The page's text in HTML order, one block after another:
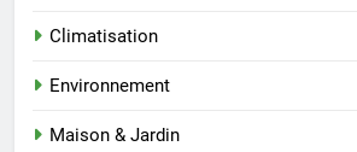
Climatisation
Environnement
Maison & Jardin